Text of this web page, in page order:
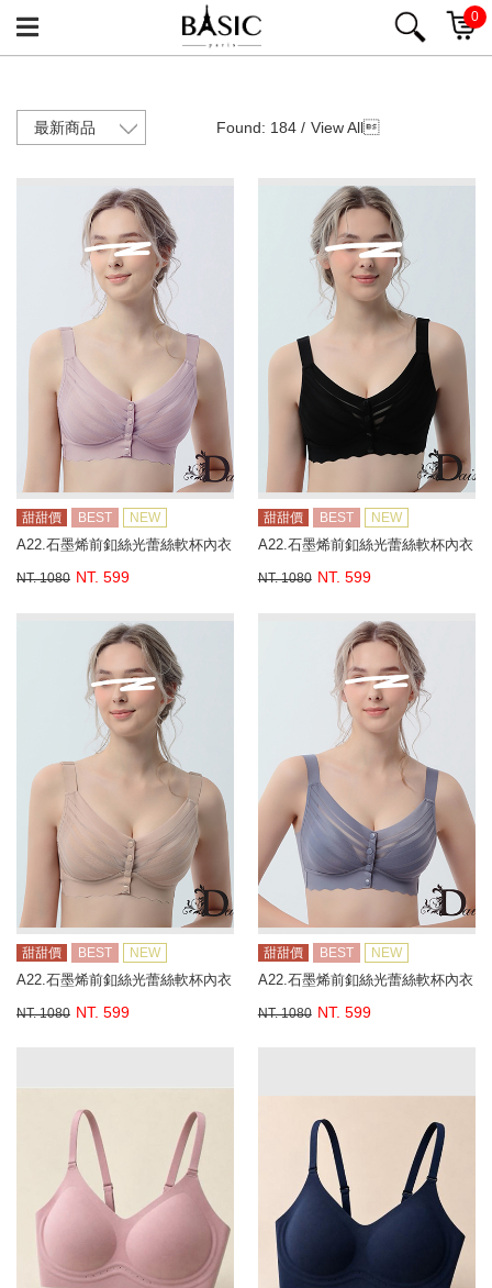
0
Found: 184 / View All
甜甜價 BEST NEW
A22.石墨烯前釦絲光蕾絲軟杯內衣
NT. 1080 NT. 599
甜甜價 BEST NEW
A22.石墨烯前釦絲光蕾絲軟杯內衣
NT. 1080 NT. 599
甜甜價 BEST NEW
A22.石墨烯前釦絲光蕾絲軟杯內衣
NT. 1080 NT. 599
甜甜價 BEST NEW
A22.石墨烯前釦絲光蕾絲軟杯內衣
NT. 1080 NT. 599